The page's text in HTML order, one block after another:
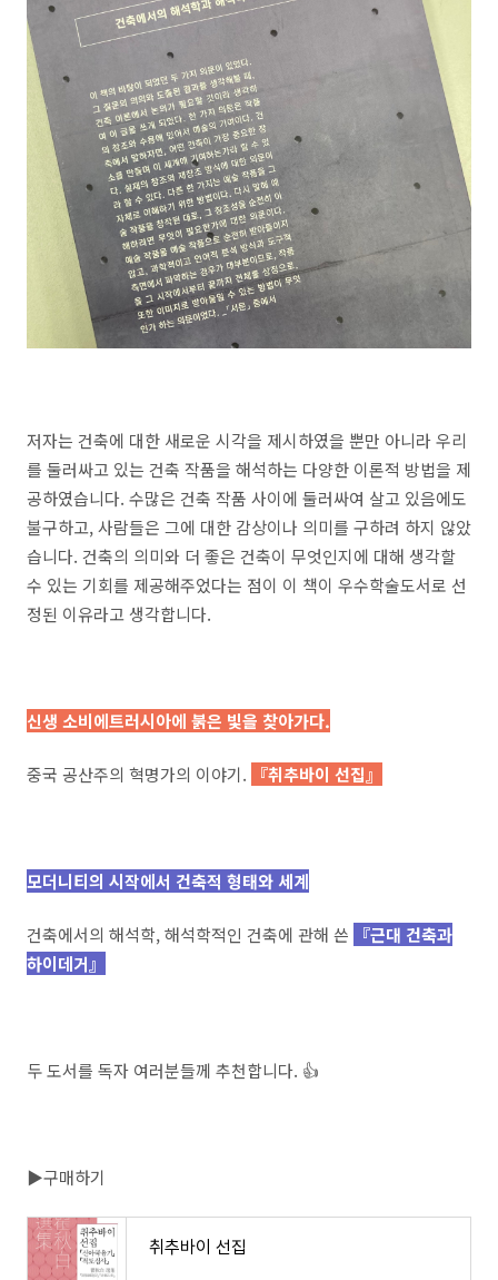
저자는 건축에 대한 새로운 시각을 제시하였을 뿐만 아니라 우리
를 둘러싸고 있는 건축 작품을 해석하는 다양한 이론적 방법을 제
공하였습니다. 수많은 건축 작품 사이에 둘러싸여 살고 있음에도
불구하고, 사람들은 그에 대한 감상이나 의미를 구하려 하지 않았
습니다. 건축의 의미와 더 좋은 건축이 무엇인지에 대해 생각할
수 있는 기회를 제공해주었다는 점이 이 책이 우수학술도서로 선
정된 이유라고 생각합니다.
신생 소비에트러시아에 붉은 빛을 찾아가다.
중국 공산주의 혁명가의 이야기. 『취추바이 선집』
모더니티의 시작에서 건축적 형태와 세계
건축에서의 해석학, 해석학적인 건축에 관해 쓴
『근대 건축과
하이데거』
두 도서를 독자 여러분들께 추천합니다. 👍
▶구매하기
취추바이 선집